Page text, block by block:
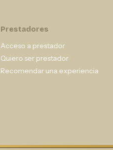
Prestadores
Acceso a prestador
Quiero ser prestador
Recomendar una experiencia